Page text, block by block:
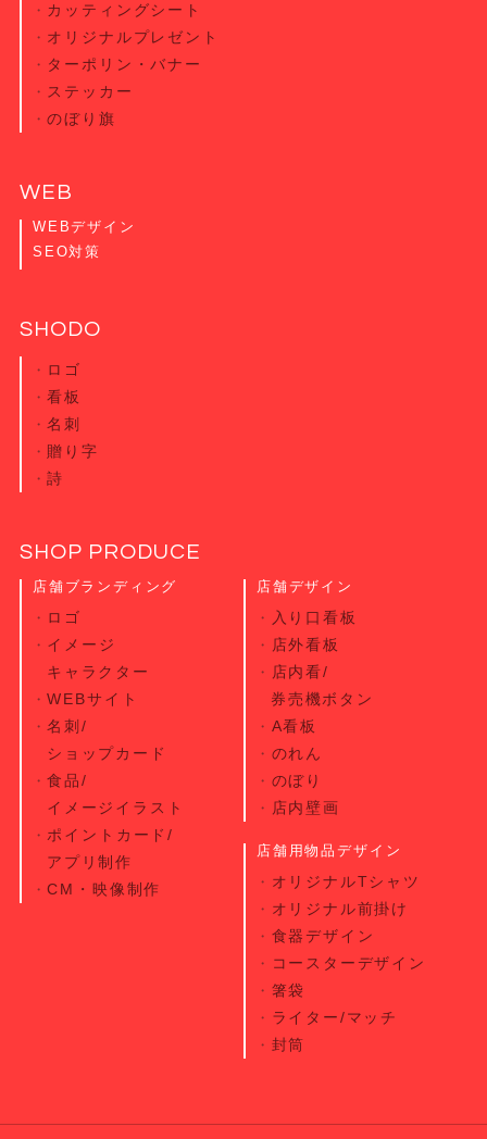
カッティングシート
オリジナルプレゼント
ターポリン・バナー
ステッカー
のぼり旗
WEB
WEBデザイン
SEO対策
SHODO
ロゴ
看板
名刺
贈り字
詩
SHOP PRODUCE
店舗ブランディング
ロゴ
イメージ
キャラクター
WEBサイト
名刺/
ショップカード
食品/
イメージイラスト
ポイントカード/
アプリ制作
CM・映像制作
店舗デザイン
入り口看板
店外看板
店内看/
券売機ボタン
A看板
のれん
のぼり
店内壁画
店舗用物品デザイン
オリジナルTシャツ
オリジナル前掛け
食器デザイン
コースターデザイン
箸袋
ライター/マッチ
封筒